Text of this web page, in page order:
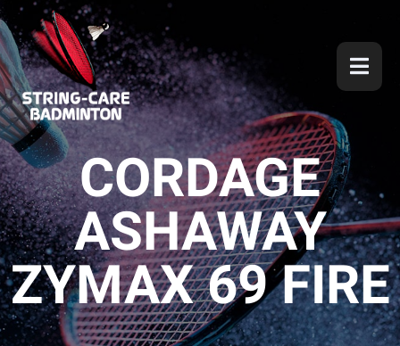
CORDAGE
ASHAWAY
ZYMAX 69 FIRE